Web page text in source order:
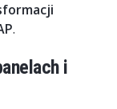
.
i